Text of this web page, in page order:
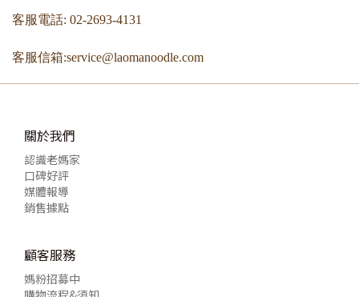
客服電話: 02-2693-4131
客服信箱:service@laomanoodle.com
關於我們
認識老媽家
口碑好評
媒體報導
銷售據點
顧客服務
媽粉招募中